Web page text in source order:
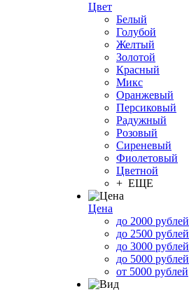
Цвет
Белый
Голубой
Желтый
Золотой
Красный
Микс
Оранжевый
Персиковый
Радужный
Розовый
Сиреневый
Фиолетовый
Цветной
+ ЕЩЕ
Цена
до 2000 рублей
до 2500 рублей
до 3000 рублей
до 5000 рублей
от 5000 рублей